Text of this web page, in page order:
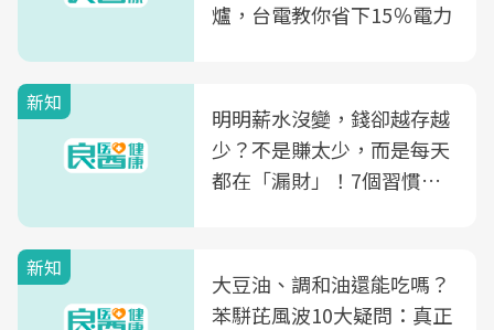
爐，台電教你省下15％電力
新知
明明薪水沒變，錢卻越存越
少？不是賺太少，而是每天
都在「漏財」！7個習慣一
新知
大豆油、調和油還能吃嗎？
苯駢芘風波10大疑問：真正